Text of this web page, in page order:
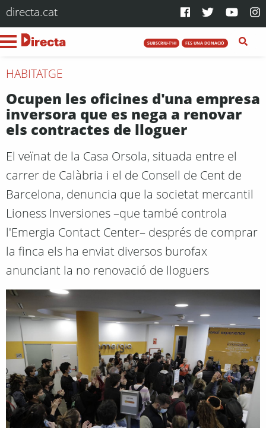
directa.cat
SUBSCRIU-T'HI FES UNA DONACIÓ
HABITATGE
Ocupen les oficines d'una empresa
inversora que es nega a renovar
els contractes de lloguer
El veïnat de la Casa Orsola, situada entre el
carrer de Calàbria i el de Consell de Cent de
Barcelona, denuncia que la societat mercantil
Lioness Inversiones –que també controla
l'Emergia Contact Center– després de comprar
la finca els ha enviat diversos burofax
anunciant la no renovació de lloguers